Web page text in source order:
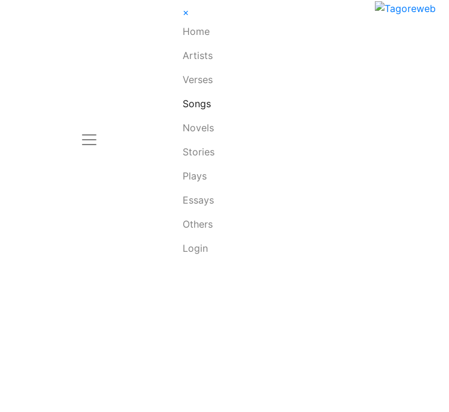
×
Home
Artists
Verses
Songs
Novels
Stories
Plays
Essays
Others
Login